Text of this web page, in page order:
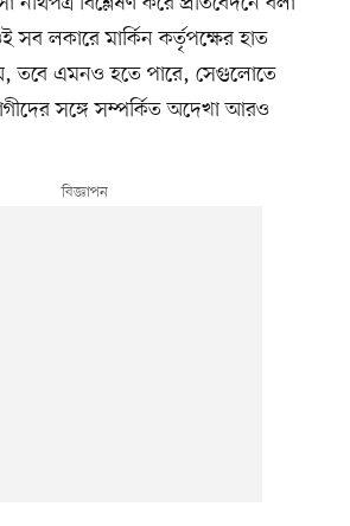
লকারে মার্কিন কর্তৃপক্ষের হাত
তবে এমনও হতে পারে, সেগুলোতে
সঙ্গে সম্পর্কিত অদেখা আরও